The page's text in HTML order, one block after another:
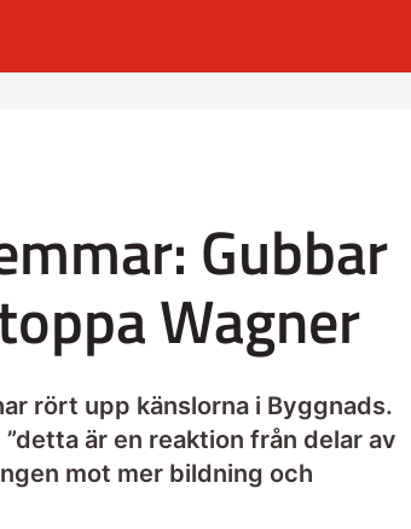
Gubbar
Wagner
rört upp känslorna i Byggnads.
är en reaktion från delar av
mot mer bildning och